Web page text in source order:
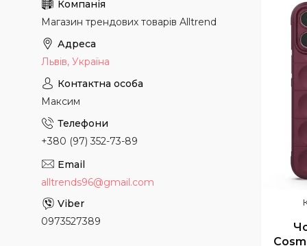
Магазин трендових товарів Alltrend
Львів, Україна
Максим
+380 (97) 352-73-89
alltrends96@gmail.com
0973527389